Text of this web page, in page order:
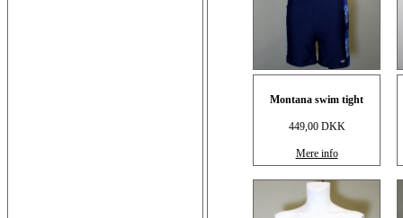
Montana swim tight
449,00 DKK
Mere info